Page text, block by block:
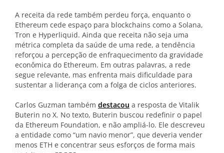
A receita da rede também perdeu força, enquanto o
Ethereum cede espaço para blockchains como a Solana,
Tron e Hyperliquid. Ainda que receita não seja uma
métrica completa da saúde de uma rede, a tendência
reforçou a percepção de enfraquecimento da gravidade
econômica do Ethereum. Em outras palavras, a rede
segue relevante, mas enfrenta mais dificuldade para
sustentar a liderança com a folga de ciclos anteriores.
Carlos Guzman também destacou a resposta de Vitalik
Buterin no X. No texto, Buterin buscou redefinir o papel
da Ethereum Foundation, e não ampliá-lo. Ele descreveu
a entidade como “um navio menor”, que deveria vender
menos ETH e concentrar seus esforços de forma mais